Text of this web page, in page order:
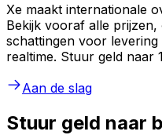
Xe maakt internationale
Bekijk vooraf alle
schattingen voor
realtime. Stuur geld naar
Aan de slag
Stuur geld naar